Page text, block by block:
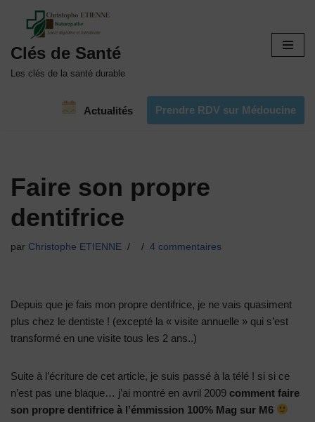
au
contenu
Clés de Santé
Les clés de la santé durable
Actualités Prendre RDV sur Médoucine
Faire son propre
dentifrice
par Christophe ETIENNE 4 commentaires
Depuis que je fais mon propre dentifrice, je ne vais quasiment
plus chez le dentiste ! (excepté la « visite annuelle » qui s’est
transformé en une visite tous les 2 ans..)
Suite à l’écriture de cet article, je suis passé à la télé ! si si ce
n’est pas une blaque… j’ai montré en avril 2009 comment faire
son propre dentifrice à l’émmission 100% Mag sur M6